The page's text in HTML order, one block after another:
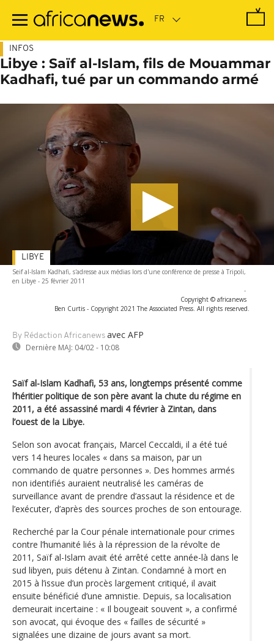
contenu
INFOS
Libye : Saïf al-Islam, fils de Mouammar
Kadhafi, tué par un commando armé
Seif al-Islam Kadhafi, s'adresse aux médias lors d'une conférence de presse à Tripoli,
en Libye - 25 février 2011
-
Copyright © africanews
Ben Curtis - Copyright 2021 The Associated Press. All rights reserved.
By Rédaction Africanews avec AFP
Dernière MAJ: 04/02 - 10:08
LIBYE
Saïf al-Islam Kadhafi, 53 ans, longtemps présenté comme
l’héritier politique de son père avant la chute du régime en
2011, a été assassiné mardi 4 février à Zintan, dans
l’ouest de la Libye.
Selon son avocat français, Marcel Ceccaldi, il a été tué
vers 14 heures locales « dans sa maison, par un
commando de quatre personnes ». Des hommes armés
non identifiés auraient neutralisé les caméras de
surveillance avant de prendre d’assaut la résidence et de
l’exécuter, d’après des sources proches de son entourage.
Recherché par la Cour pénale internationale pour crimes
contre l’humanité liés à la répression de la révolte de
2011, Saïf al-Islam avait été arrêté cette année-là dans le
sud libyen, puis détenu à Zintan. Condamné à mort en
2015 à l’issue d’un procès largement critiqué, il avait
ensuite bénéficié d’une amnistie. Depuis, sa localisation
demeurait incertaine : « Il bougeait souvent », a confirmé
son avocat, qui évoque des « failles de sécurité »
signalées une dizaine de jours avant sa mort.